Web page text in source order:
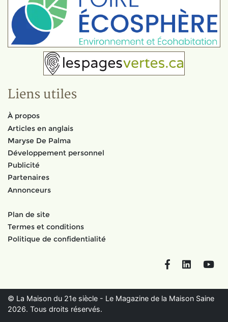
Liens utiles
À propos
Articles en anglais
Maryse De Palma
Développement personnel
Publicité
Partenaires
Annonceurs
Plan de site
Termes et conditions
Politique de confidentialité
FacebookLinkedIn
© La Maison du 21e siècle - Le Magazine de la Maison Saine
2026. Tous droits réservés.